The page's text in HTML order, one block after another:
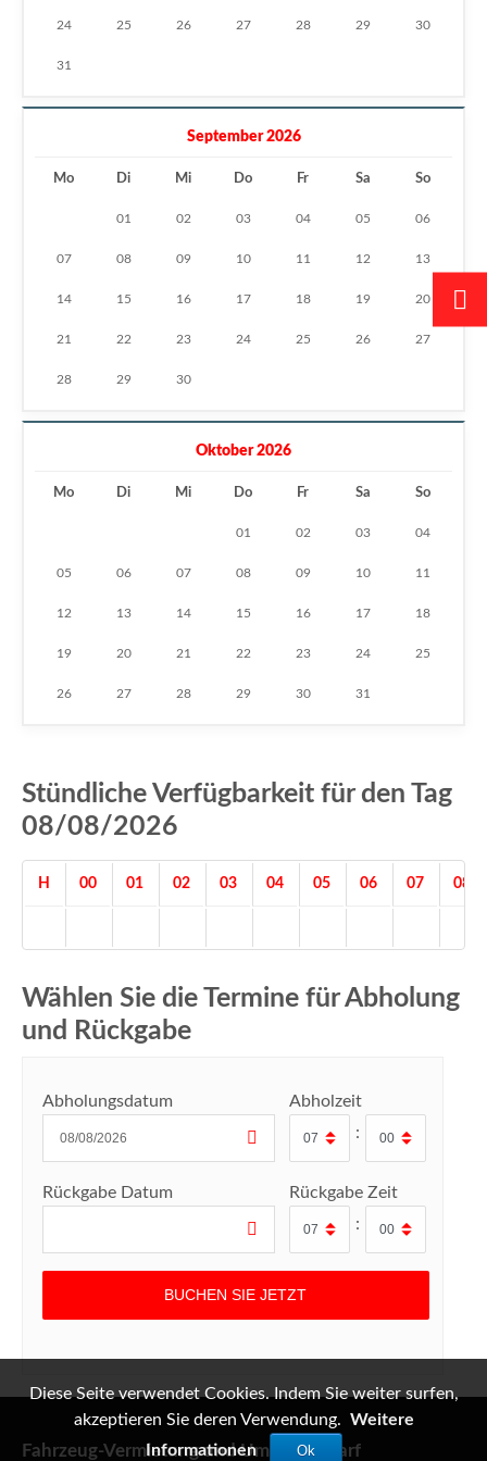
24 25 26 27 28 29 30
31
September 2026
Mo Di Mi Do Fr Sa So
01 02 03 04 05 06
07 08 09 10 11 12 13
14 15 16 17 18 19 20
21 22 23 24 25 26 27
28 29 30
Oktober 2026
Mo Di Mi Do Fr Sa So
01 02 03 04
05 06 07 08 09 10 11
12 13 14 15 16 17 18
19 20 21 22 23 24 25
26 27 28 29 30 31
Stündliche Verfügbarkeit für den Tag
08/08/2026
H 00 01 02 03 04 05 06 07 08
Wählen Sie die Termine für Abholung
und Rückgabe
Abholungsdatum
Abholzeit
:
Rückgabe Datum
Rückgabe Zeit
:
Fahrzeug-Vermietung und Umzugsbedarf
Diese Seite verwendet Cookies. Indem Sie weiter surfen,
akzeptieren Sie deren Verwendung. Weitere
Informationen
Ok